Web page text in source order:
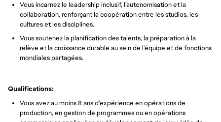
Vous incarnez le leadership inclusif, l’autonomisation et la
collaboration, renforçant la coopération entre les studios, les
cultures et les disciplines.
Vous soutenez la planification des talents, la préparation à la
relève et la croissance durable au sein de l’équipe et de fonctions
mondiales partagées.
Qualifications:
Vous avez au moins 8 ans d’expérience en opérations de
production, en gestion de programmes ou en opérations